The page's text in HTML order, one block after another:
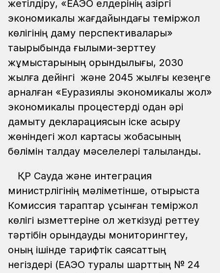
жетілдіру, «ЕАЭО елдерінің қазіргі
экономикалық жағдайындағы теміржол
көлігінің даму перспективалары»
тақырыбында ғылыми-зерттеу
жұмыстарының орындылығы, 2030
жылға дейінгі және 2045 жылғы кезеңге
арналған «Еуразиялық экономикалық жол»
экономикалық процестерді одан әрі
дамыту декларациясын іске асыру
жөніндегі жол картасы жобасының
бөлімін талдау мәселелері талқыланды.
ҚР Сауда және интеграция
министрлігінің мәліметінше, отырыста
Комиссия тараптар ұсынған теміржол
көлігі қызметтеріне қол жеткізуді реттеу
тәртібін орындауды мониторингтеу,
оның ішінде тарифтік саясаттың
негіздері (ЕАЭО туралы шарттың № 24